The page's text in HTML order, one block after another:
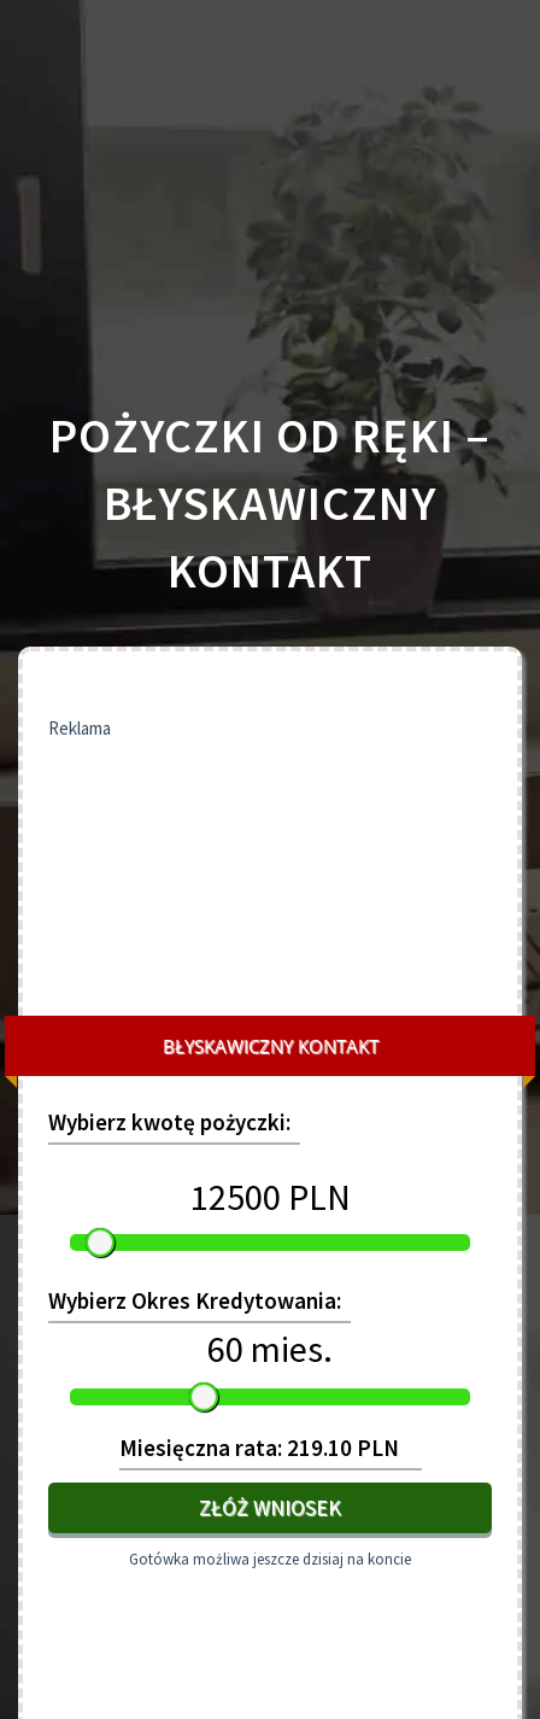
POŻYCZKI OD RĘKI –
BŁYSKAWICZNY
KONTAKT
Reklama
BŁYSKAWICZNY KONTAKT
Wybierz kwotę pożyczki:
12500 PLN
Wybierz Okres Kredytowania:
60 mies.
Miesięczna rata: 219.10 PLN
ZŁÓŻ WNIOSEK
Gotówka możliwa jeszcze dzisiaj na koncie